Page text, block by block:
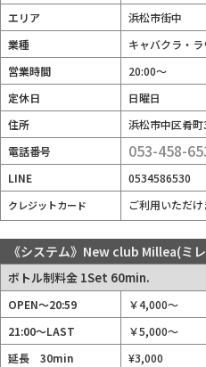
エリア
浜松市街中
業種
キャバクラ・ラ
営業時間
20:00〜
定休日
日曜日
住所
浜松市中区肴
電話番号
053-458-
LINE 0534586530
クレジットカード ご利用いただ
《システム》New club Millea(ミ
ボトル制料金 1Set 60min.
OPEN〜20:59
￥4,000〜
21:00〜LAST
￥5,000〜
延長 30min
¥3,000